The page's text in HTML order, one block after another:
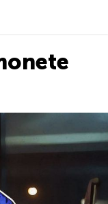
Kaspersky